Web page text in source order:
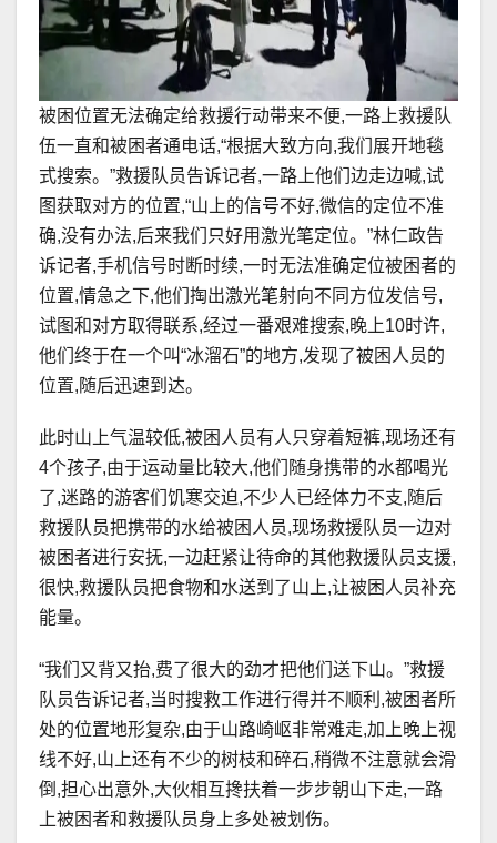
被困位置无法确定给救援行动带来不便,一路上救援队
伍一直和被困者通电话,“根据大致方向,我们展开地毯
式搜索。”救援队员告诉记者,一路上他们边走边喊,试
图获取对方的位置,“山上的信号不好,微信的定位不准
确,没有办法,后来我们只好用激光笔定位。”林仁政告
诉记者,手机信号时断时续,一时无法准确定位被困者的
位置,情急之下,他们掏出激光笔射向不同方位发信号,
试图和对方取得联系,经过一番艰难搜索,晚上10时许,
他们终于在一个叫“冰溜石”的地方,发现了被困人员的
位置,随后迅速到达。
此时山上气温较低,被困人员有人只穿着短裤,现场还有
4个孩子,由于运动量比较大,他们随身携带的水都喝光
了,迷路的游客们饥寒交迫,不少人已经体力不支,随后
救援队员把携带的水给被困人员,现场救援队员一边对
被困者进行安抚,一边赶紧让待命的其他救援队员支援,
很快,救援队员把食物和水送到了山上,让被困人员补充
能量。
“我们又背又抬,费了很大的劲才把他们送下山。”救援
队员告诉记者,当时搜救工作进行得并不顺利,被困者所
处的位置地形复杂,由于山路崎岖非常难走,加上晚上视
线不好,山上还有不少的树枝和碎石,稍微不注意就会滑
倒,担心出意外,大伙相互搀扶着一步步朝山下走,一路
上被困者和救援队员身上多处被划伤。